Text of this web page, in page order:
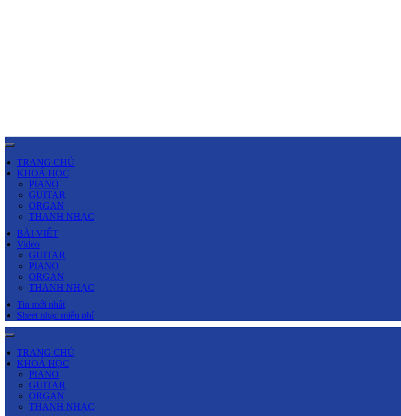
TRANG CHỦ
KHOÁ HỌC
PIANO
GUITAR
ORGAN
THANH NHẠC
BÀI VIẾT
Video
GUITAR
PIANO
ORGAN
THANH NHẠC
Tin mới nhất
Sheet nhạc miễn phí
TRANG CHỦ
KHOÁ HỌC
PIANO
GUITAR
ORGAN
THANH NHẠC